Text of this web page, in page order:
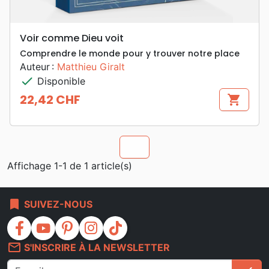
Voir comme Dieu voit
Comprendre le monde pour y trouver notre place
Auteur : Matthieu Giralt
check Disponible
Prix
22,42 CHF shopping_cart
Affichage 1-1 de 1 article(s)
bookmark SUIVEZ-NOUS
facebook youtube pinterest instagram
tiktok
mail_outline S'INSCRIRE À LA NEWSLETTER